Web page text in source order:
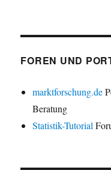
FOREN UND
marktforschung.de
Beratung
Statistik-Tutorial